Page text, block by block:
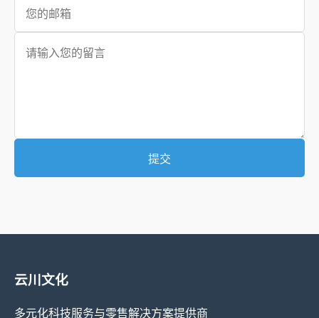
提交
云川文化
多元化科技服务与零售解决方案提供商